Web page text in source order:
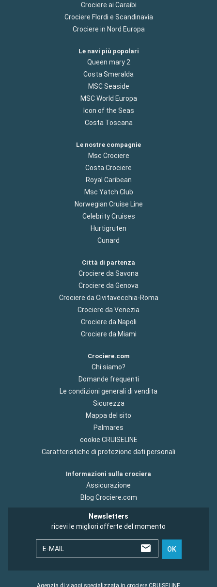
Crociere ai Caraibi
Crociere Flordi e Scandinavia
Crociere in Nord Europa
Le navi più popolari
Queen mary 2
Costa Smeralda
MSC Seaside
MSC World Europa
Icon of the Seas
Costa Toscana
Le nostre compagnie
Msc Crociere
Costa Crociere
Royal Caribean
Msc Yatch Club
Norwegian Cruise Line
Celebrity Cruises
Hurtigruten
Cunard
Città di partenza
Crociere da Savona
Crociere da Genova
Crociere da Civitavecchia-Roma
Crociere da Venezia
Crociere da Napoli
Crociere da Miami
Crociere.com
Chi siamo?
Domande frequenti
Le condizioni generali di vendita
Sicurezza
Mappa del sito
Palmares
cookie CRUISELINE
Caratteristiche di protezione dati personali
Informazioni sulla crociera
Assicurazione
Blog Crociere.com
Newsletters
ricevi le migliori offerte del momento
E-MAIL OK
Agenzia di viaggi specializzata in crociere CRUISELINE